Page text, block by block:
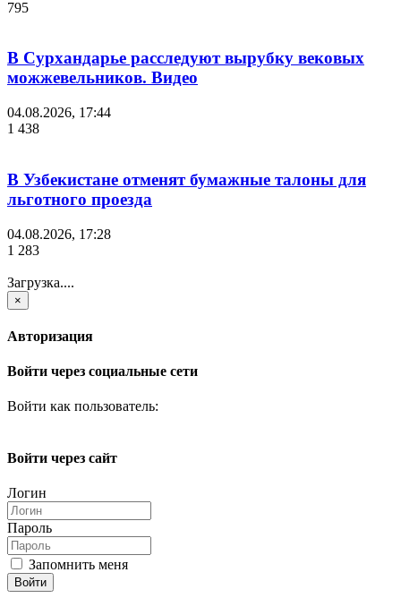
795
В Сурхандарье расследуют вырубку вековых
можжевельников. Видео
04.08.2026, 17:44
1 438
В Узбекистане отменят бумажные талоны для
льготного проезда
04.08.2026, 17:28
1 283
Загрузка....
×
Авторизация
Войти через социальные сети
Войти как пользователь:
Войти через сайт
Логин
Пароль
Запомнить меня